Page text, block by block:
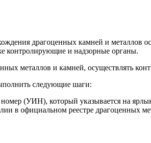
драгоценных камней и
контролирующие и надзорные органы.
металлов и камней, осуществлять
следующие шаги:
(УИН), который указывается на
в официальном реестре драгоценных